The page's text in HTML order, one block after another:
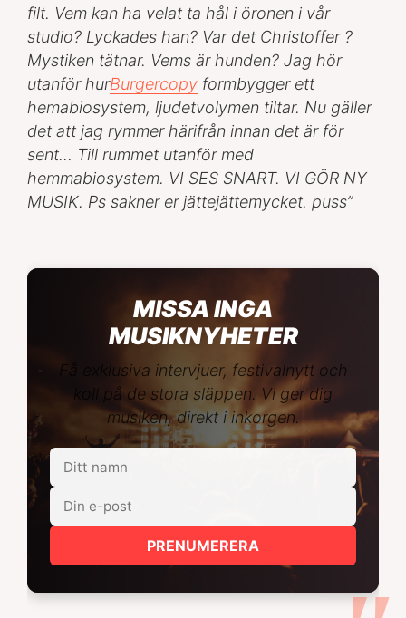
filt. Vem kan ha velat ta hål i öronen i vår
studio? Lyckades han? Var det Christoffer ?
Mystiken tätnar. Vems är hunden? Jag hör
utanför hurBurgercopy formbygger ett
hemabiosystem, ljudetvolymen tiltar. Nu gäller
det att jag rymmer härifrån innan det är för
sent… Till rummet utanför med
hemmabiosystem. VI SES SNART. VI GÖR NY
MUSIK. Ps sakner er jättejättemycket. puss”
MISSA INGA
MUSIKNYHETER
Få exklusiva intervjuer, festivalnytt och
koll på de stora släppen. Vi ger dig
musiken, direkt i inkorgen.
PRENUMERERA